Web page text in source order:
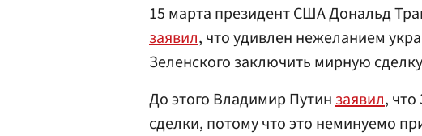
15 марта президент США Дональд
заявил, что удивлен нежеланием
Зеленского заключить мирную
До этого Владимир Путинзаявил,
сделки, потому что это неминуемо